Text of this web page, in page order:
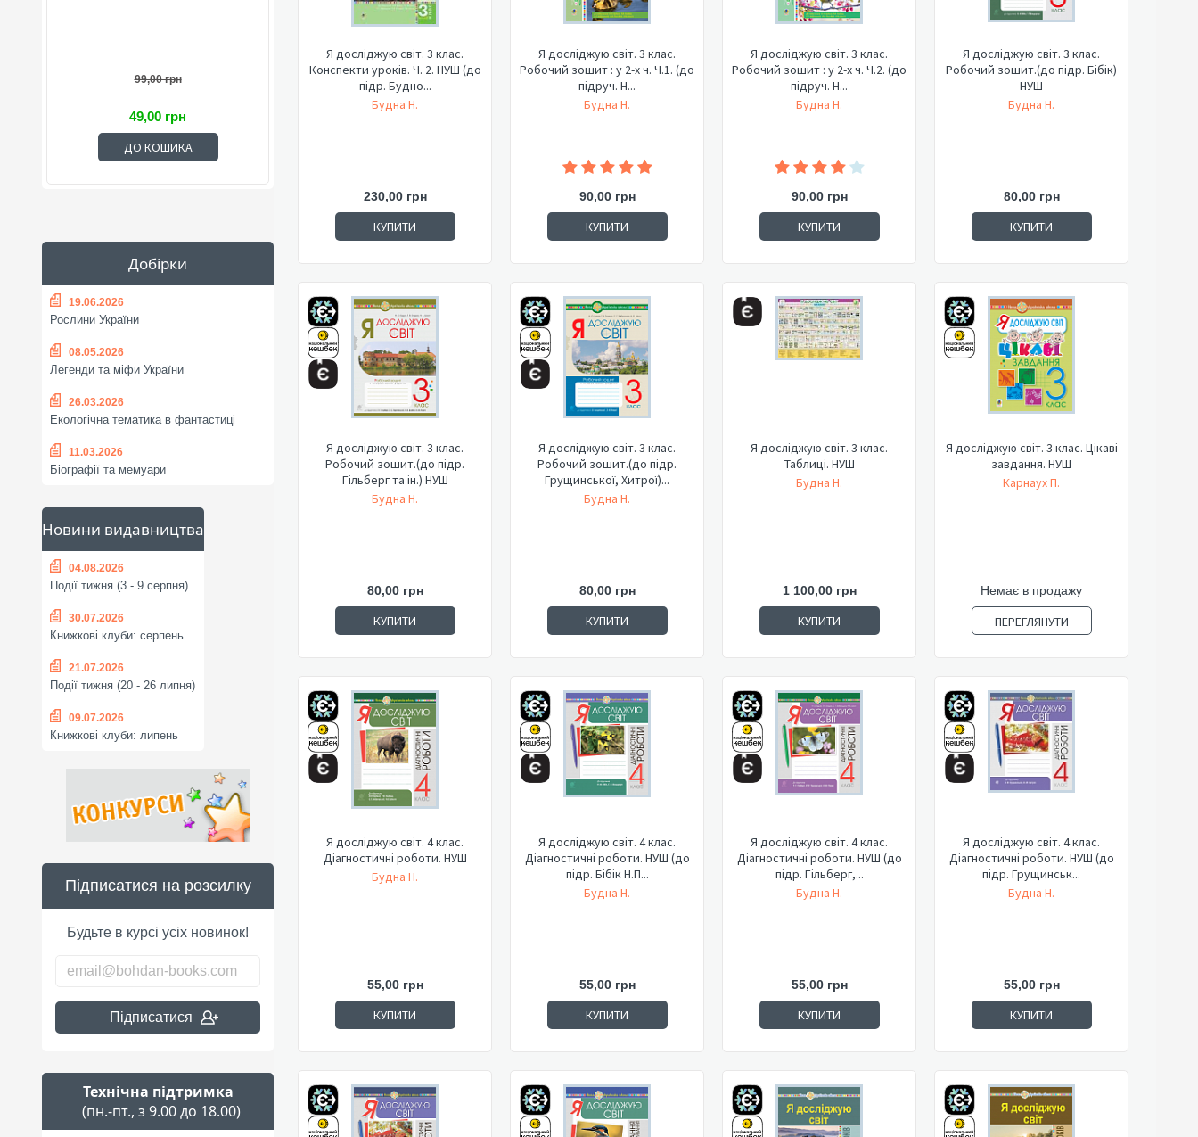
99,00 грн
49,00 грн
ДО КОШИКА
Добірки
19.06.2026
Рослини України
08.05.2026
Легенди та міфи України
26.03.2026
Екологічна тематика в фантастиці
11.03.2026
Біографії та мемуари
Новини видавництва
04.08.2026
Події тижня (3 - 9 серпня)
30.07.2026
Книжкові клуби: серпень
21.07.2026
Події тижня (20 - 26 липня)
09.07.2026
Книжкові клуби: липень
Підписатися на розсилку
Будьте в курсі усіх новинок!
Підписатися
Технічна підтримка
(пн.-пт., з 9.00 до 18.00)
Я досліджую світ. 3 клас.
Конспекти уроків. Ч. 2. НУШ (до
підр. Будно...
Будна Н.
230,00 грн
КУПИТИ
Я досліджую світ. 3 клас.
Робочий зошит : у 2-х ч. Ч.1. (до
підруч. Н...
Будна Н.
90,00 грн
КУПИТИ
Я досліджую світ. 3 клас.
Робочий зошит : у 2-х ч. Ч.2. (до
підруч. Н...
Будна Н.
90,00 грн
КУПИТИ
Я досліджую світ. 3 клас.
Робочий зошит.(до підр. Бібік)
НУШ
Будна Н.
80,00 грн
КУПИТИ
Я досліджую світ. 3 клас.
Робочий зошит.(до підр.
Гільберг та ін.) НУШ
Будна Н.
80,00 грн
КУПИТИ
Я досліджую світ. 3 клас.
Робочий зошит.(до підр.
Грущинської, Хитрої)...
Будна Н.
80,00 грн
КУПИТИ
Я досліджую світ. 3 клас.
Таблиці. НУШ
Будна Н.
1 100,00 грн
КУПИТИ
Я досліджую світ. 3 клас. Цікаві
завдання. НУШ
Карнаух П.
Немає в продажу
ПЕРЕГЛЯНУТИ
Я досліджую світ. 4 клас.
Діагностичні роботи. НУШ
Будна Н.
55,00 грн
КУПИТИ
Я досліджую світ. 4 клас.
Діагностичні роботи. НУШ (до
підр. Бібік Н.П...
Будна Н.
55,00 грн
КУПИТИ
Я досліджую світ. 4 клас.
Діагностичні роботи. НУШ (до
підр. Гільберг,...
Будна Н.
55,00 грн
КУПИТИ
Я досліджую світ. 4 клас.
Діагностичні роботи. НУШ (до
підр. Грущинськ...
Будна Н.
55,00 грн
КУПИТИ